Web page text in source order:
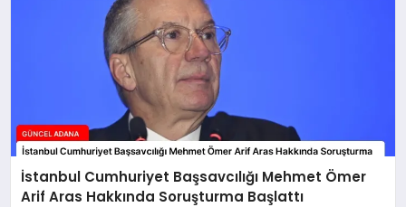
İstanbul Cumhuriyet Başsavcılığı Mehmet Ömer
Arif Aras Hakkında Soruşturma Başlattı